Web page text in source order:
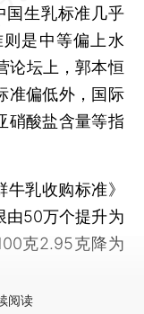
国生乳标准几乎
是中等偏上水
论坛上，郭本恒
准偏低外，国际
硝酸盐含量等指
乳收购标准》
由50万个提升为
克2.95克降为
阅读